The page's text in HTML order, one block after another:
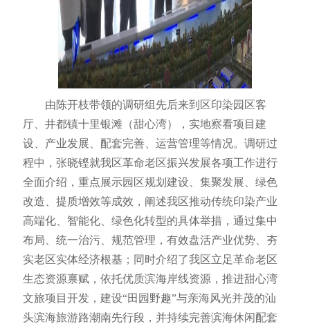
由陈开枝带领的调研组先后来到区印染园区客
厅、井都镇十里银滩（甜心湾），实地察看项目建
设、产业发展、配套完善、运营管理等情况。调研过
程中，张晓铿就我区革命老区振兴发展各项工作进行
全面介绍，重点展示园区规划建设、集聚发展、绿色
改造、提质增效等成效，阐述我区推动传统印染产业
高端化、智能化、绿色化转型的具体举措，通过集中
布局、统一治污、规范管理，有效盘活产业优势、夯
实老区实体经济根基；同时介绍了我区立足革命老区
生态资源禀赋，依托优质滨海岸线资源，推进甜心湾
文旅项目开发，建设“田园野趣”与亲海风光并茂的汕
头滨海旅游路潮南先行段，并持续完善滨海休闲配套